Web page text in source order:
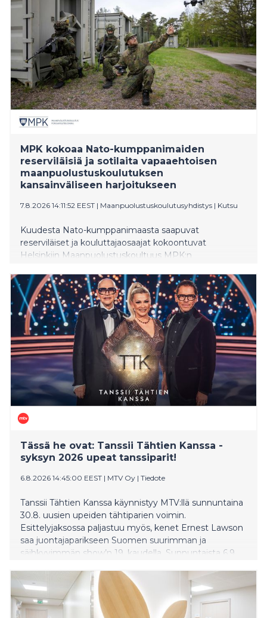
MPK kokoaa Nato-kumppanimaiden
reserviläisiä ja sotilaita vapaaehtoisen
maanpuolustuskoulutuksen
kansainväliseen harjoitukseen
7.8.2026 14:11:52 EEST | Maanpuolustuskoulutusyhdistys | Kutsu
Kuudesta Nato-kumppanimaasta saapuvat
reserviläiset ja kouluttajaosaajat kokoontuvat
Helsinkiin Maanpuolustuskoultuus MPK:n
Assembly -harjoitukseen. Tapahtuma kehittää
yhteistoimintaa rakennetun alueen taistelussa,
miehittämättömässä ilmailussa sekä
esikuntatyöskentelyssä ja kenttälääkinnässä.
Tässä he ovat: Tanssii Tähtien Kanssa -
syksyn 2026 upeat tanssiparit!
6.8.2026 14:45:00 EEST | MTV Oy | Tiedote
Tanssii Tähtien Kanssa käynnistyy MTV:llä sunnuntaina
30.8. uusien upeiden tähtiparien voimin.
Esittelyjaksossa paljastuu myös, kenet Ernest Lawson
saa juontajaparikseen Suomen suurimman ja
säihkyvimmän show’n 19. kaudella. Sunnuntaista 6.9.
näyttävämmillä tanssiesityksillä ja uudistuneen TTK-
orkesterin sulosoinnuilla.